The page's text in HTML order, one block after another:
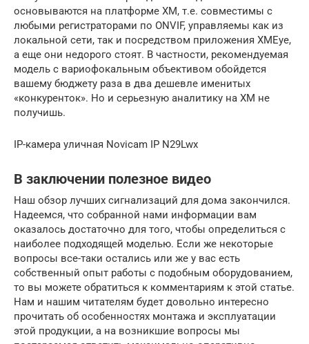
основываются на платформе XM, т.е. совместимы с
любыми регистраторами по ONVIF, управляемы как из
локальной сети, так и посредством приложения XMEye,
а еще они недорого стоят. В частности, рекомендуемая
модель с вариофокальным объективом обойдется
вашему бюджету раза в два дешевле именитых
«конкуренток». Но и серьезную аналитику на XM не
получишь.
IP-камера уличная Novicam IP N29Lwx
В заключении полезное видео
Наш обзор лучших сигнализаций для дома закончился.
Надеемся, что собранной нами информации вам
оказалось достаточно для того, чтобы определиться с
наиболее подходящей моделью. Если же некоторые
вопросы все-таки остались или же у вас есть
собственный опыт работы с подобным оборудованием,
то вы можете обратиться к комментариям к этой статье.
Нам и нашим читателям будет довольно интересно
прочитать об особенностях монтажа и эксплуатации
этой продукции, а на возникшие вопросы мы